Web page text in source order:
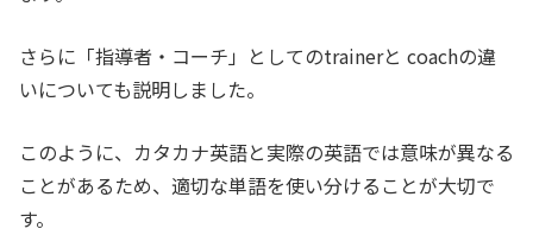
さらに「指導者・コーチ」としてのtrainerと coachの違
いについても説明しました。
このように、カタカナ英語と実際の英語では意味が異なる
ことがあるため、適切な単語を使い分けることが大切で
す。